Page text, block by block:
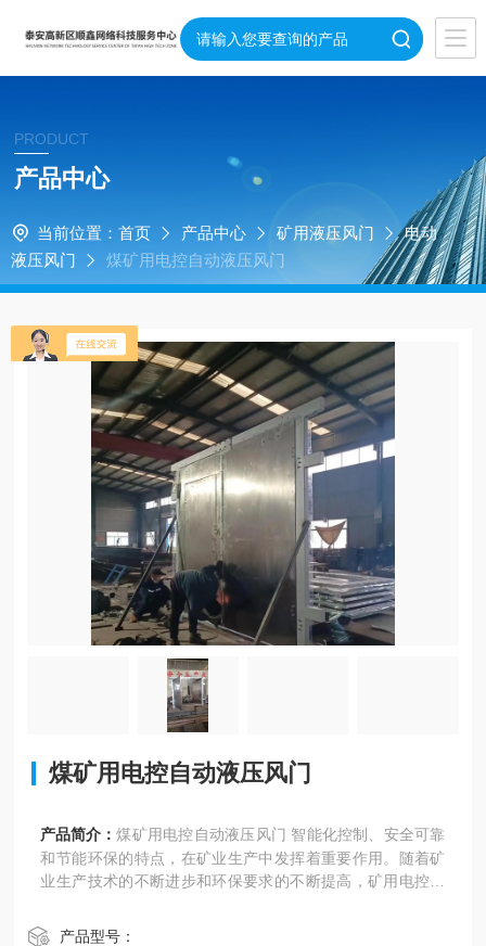
PRODUCT
产品中心
当前位置： 首页 产品中心 矿用液压风门
电动
液压风门
煤矿用电控自动液压风门
煤矿用电控自动液压风门
产品简介：煤矿用电控自动液压风门 智能化控制、安全可靠
和节能环保的特点，在矿业生产中发挥着重要作用。随着矿
业生产技术的不断进步和环保要求的不断提高，矿用电控液
产品型号：